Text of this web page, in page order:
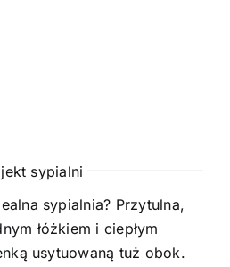
Oferta
sypialni
sypialnia? Przytulna,
łóżkiem i ciepłym
usytuowaną tuż obok.